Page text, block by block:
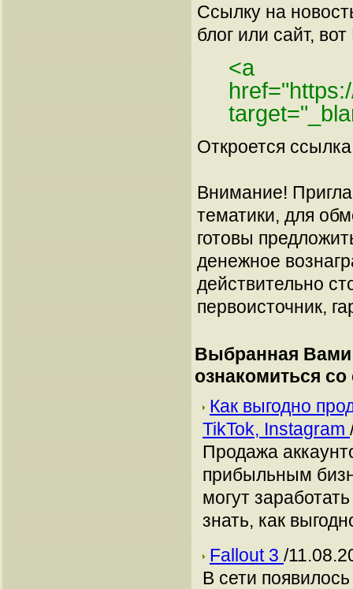
Ссылку на
блог или сайт,
<a
Откроется
Внимание!
тематики, для
готовы
денежное
действительно
первоисточник,
Выбранная Вами
ознакомиться
Как выгодно
TikTok, Instagram
Продажа
прибыльным
могут
знать, как
Fallout 3 /
В сети